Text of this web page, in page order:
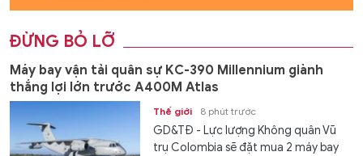
ĐỪNG BỎ LỠ
Máy bay vận tải quân sự KC-390 Millennium giành
thắng lợi lớn trước A400M Atlas
Thế giới 8 phút trước
GD&TĐ - Lực lượng Không quân Vũ
trụ Colombia sẽ đặt mua 2 máy bay